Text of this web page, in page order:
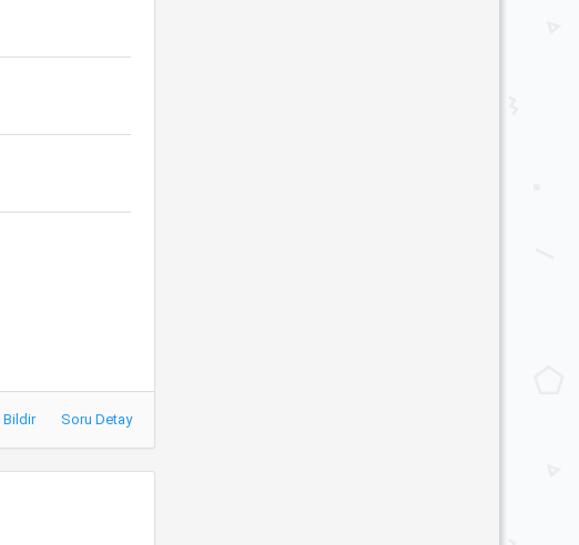
Bildir Soru Detay